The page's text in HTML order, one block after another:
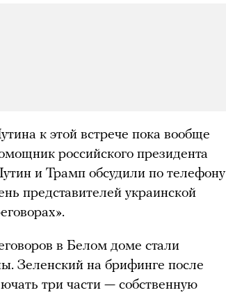
к этой встрече пока вообще
российского президента
и Трамп обсудили по телефону
представителей украинской
в Белом доме стали
Зеленский на брифинге после
три части — собственную